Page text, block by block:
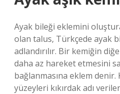
Ayak bileği eklemini
olan talus, Türkçede ayak
adlandırılır. Bir kemiğin
daha az hareket etmesini
bağlanmasına eklem
yüzeyleri kıkırdak adı